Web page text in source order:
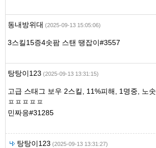
동내방위대 (2025-09-13 15:05:06)
3스킬15증4솟팜 스탠 땡잡이#3557
탕탕이123 (2025-09-13 13:31:15)
고급 스태그 보우 2스킬, 11%피해, 1명중, 노솟
ㅍㅍㅍㅍㅍ
민짜응#31285
탕탕이123 (2025-09-13 13:31:27)